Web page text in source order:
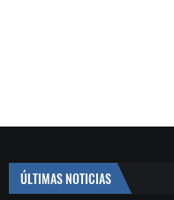
ÚLTIMAS NOTICIAS